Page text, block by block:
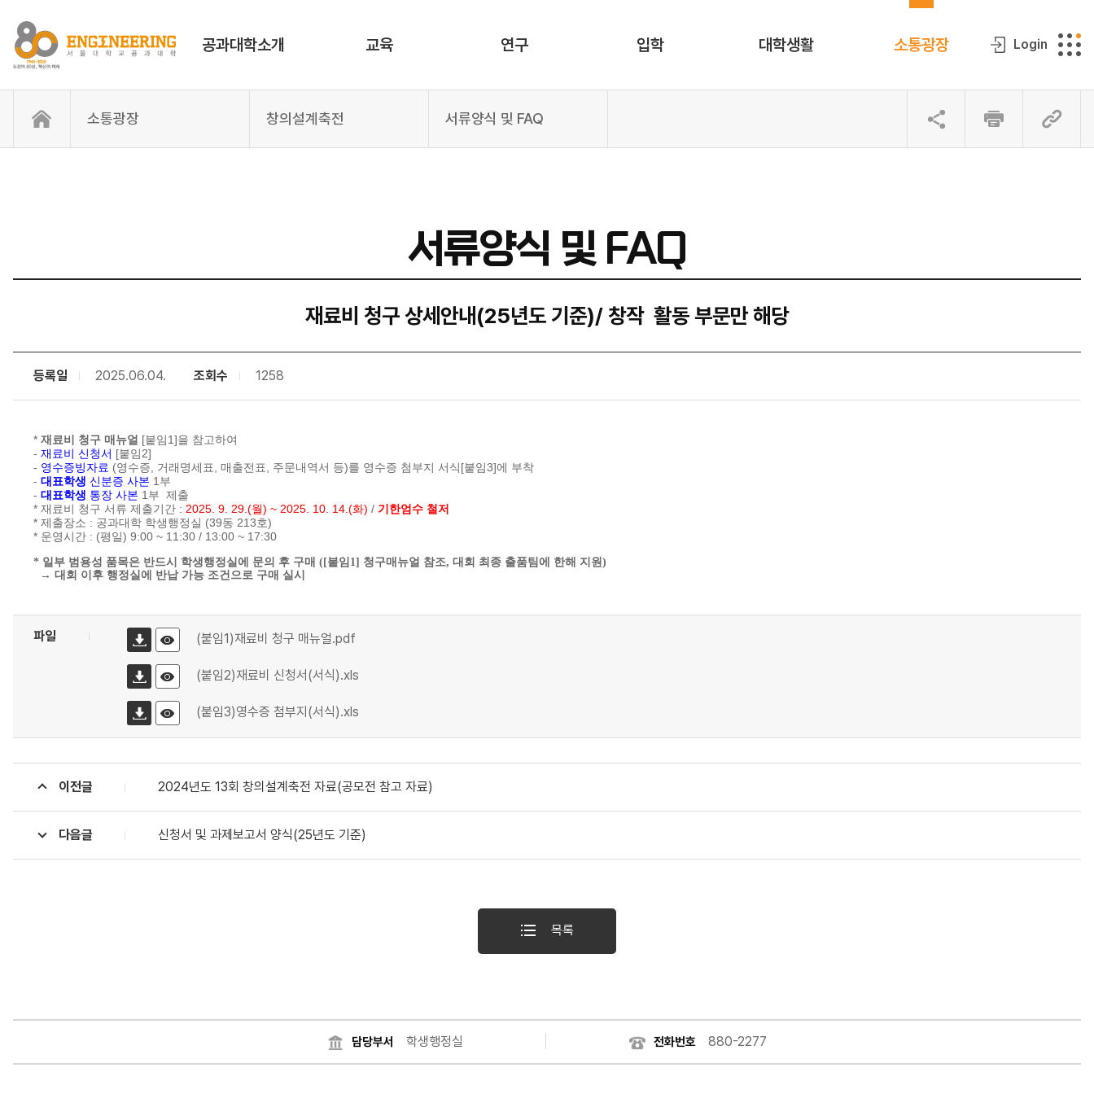
공과대학소개 교육 연구 입학 대학생활 소통광장 Login
소통광장 창의설계축전 서류양식 및 FAQ
서류양식 및 FAQ
재료비 청구 상세안내(25년도 기준)/ 창작 활동 부문만 해당
등록일 2025.06.04. 조회수 1258
* 재료비 청구 매뉴얼 [붙임1]을 참고하여
- 재료비 신청서 [붙임2]
- 영수증빙자료 (영수증, 거래명세표, 매출전표, 주문내역서 등)를 영수증 첨부지 서식[붙임3]에 부착
- 대표학생 신분증 사본 1부
- 대표학생 통장 사본 1부 제출
* 재료비 청구 서류 제출기간 : 2025. 9. 29.(월) ~ 2025. 10. 14.(화) / 기한엄수 철저
* 제출장소 : 공과대학 학생행정실 (39동 213호)
* 운영시간 : (평일) 9:00 ~ 11:30 / 13:00 ~ 17:30
* 일부 범용성 품목은 반드시 학생행정실에 문의 후 구매 ([붙임1] 청구매뉴얼 참조, 대회 최종 출품팀에 한해 지원)
→ 대회 이후 행정실에 반납 가능 조건으로 구매 실시
파일 (붙임1)재료비 청구 매뉴얼.pdf
(붙임2)재료비 신청서(서식).xls
(붙임3)영수증 첨부지(서식).xls
이전글 2024년도 13회 창의설계축전 자료(공모전 참고 자료)
다음글 신청서 및 과제보고서 양식(25년도 기준)
목록
담당부서 학생행정실 전화번호 880-2277